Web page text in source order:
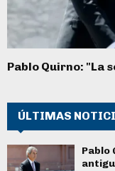
Pablo Quirno: "La
ÚLTIMAS
Pablo